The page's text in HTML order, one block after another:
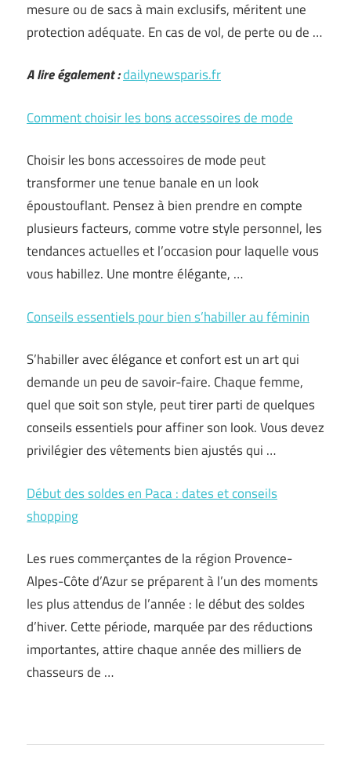
mesure ou de sacs à main exclusifs, méritent une
protection adéquate. En cas de vol, de perte ou de …
A lire également :dailynewsparis.fr
Comment choisir les bons accessoires de mode
Choisir les bons accessoires de mode peut
transformer une tenue banale en un look
époustouflant. Pensez à bien prendre en compte
plusieurs facteurs, comme votre style personnel, les
tendances actuelles et l’occasion pour laquelle vous
vous habillez. Une montre élégante, …
Conseils essentiels pour bien s’habiller au féminin
S’habiller avec élégance et confort est un art qui
demande un peu de savoir-faire. Chaque femme,
quel que soit son style, peut tirer parti de quelques
conseils essentiels pour affiner son look. Vous devez
privilégier des vêtements bien ajustés qui …
Début des soldes en Paca : dates et conseils
shopping
Les rues commerçantes de la région Provence-
Alpes-Côte d’Azur se préparent à l’un des moments
les plus attendus de l’année : le début des soldes
d’hiver. Cette période, marquée par des réductions
importantes, attire chaque année des milliers de
chasseurs de …